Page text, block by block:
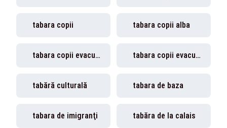
tabara copii tabara copii alba
tabara copii evacuata tabara copii evacuata atena
tabără culturală tabara de baza
tabara de imigranţi tabăra de la calais